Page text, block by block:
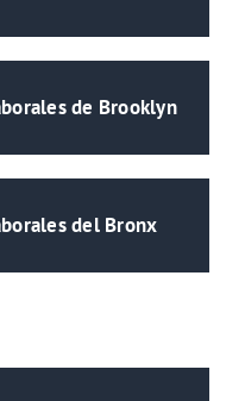
de Brooklyn
del Bronx